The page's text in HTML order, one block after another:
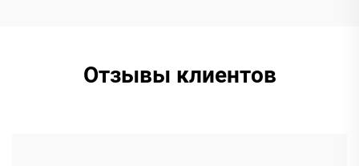
Отзывы клиентов